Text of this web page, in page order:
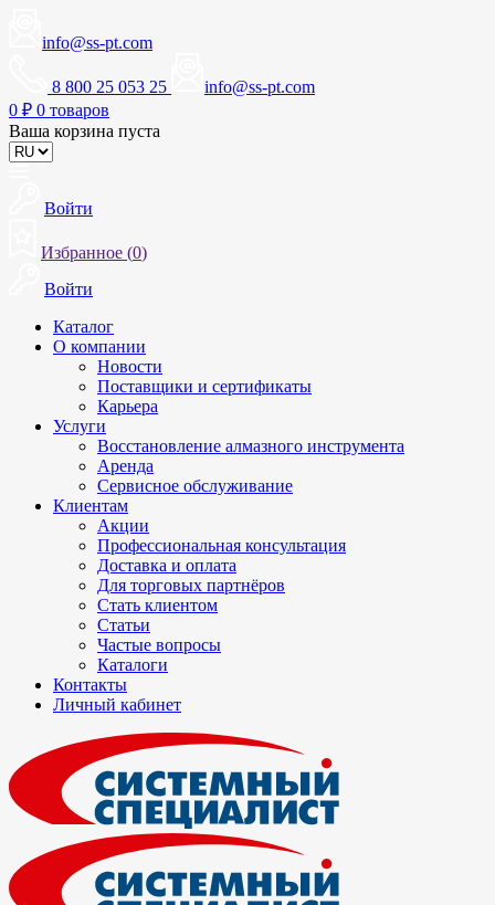
info@ss-pt.com
8 800 25 053 25
info@ss-pt.com
0 ₽ 0 товаров
Ваша корзина пуста
Войти
Избранное (0)
Войти
Каталог
О компании
Новости
Поставщики и сертификаты
Карьера
Услуги
Восстановление алмазного инструмента
Аренда
Сервисное обслуживание
Клиентам
Акции
Профессиональная консультация
Доставка и оплата
Для торговых партнёров
Стать клиентом
Статьи
Частые вопросы
Каталоги
Контакты
Личный кабинет